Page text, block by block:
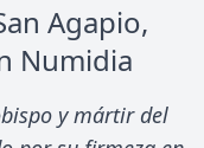
Agapio,
Numidia
y mártir del